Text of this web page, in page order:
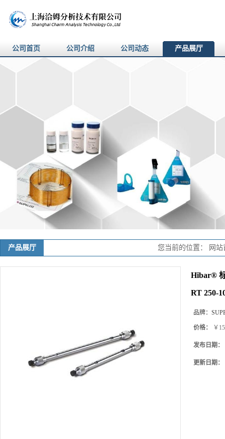
公司首页 公司介绍 公司动态 产品展厅
产品展厅 您当前的位置： 网站
Hibar®
RT 250-
品牌：
价格： ￥
发布日期：
更新日期：